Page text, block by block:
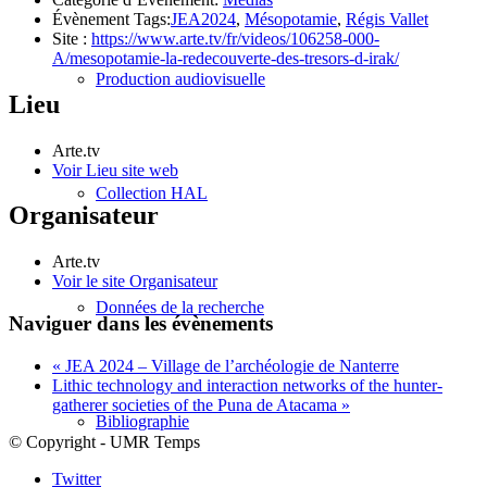
Production audiovisuelle
Collection HAL
Données de la recherche
Bibliographie
Évènement Tags:JEA2024, Mésopotamie, Régis Vallet
Site : https://www.arte.tv/fr/videos/106258-000-
A/mesopotamie-la-redecouverte-des-tresors-d-irak/
Lieu
Arte.tv
Voir Lieu site web
Organisateur
Arte.tv
Voir le site Organisateur
Naviguer dans les évènements
« JEA 2024 – Village de l’archéologie de Nanterre
Lithic technology and interaction networks of the hunter-
gatherer societies of the Puna de Atacama »
© Copyright - UMR Temps
Twitter